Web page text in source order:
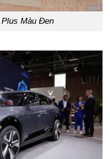
Màu Đen